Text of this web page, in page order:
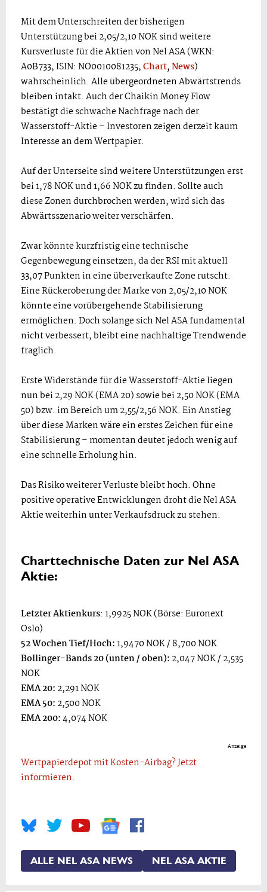
Mit dem Unterschreiten der bisherigen
Unterstützung bei 2,05/2,10 NOK sind weitere
Kursverluste für die Aktien von Nel ASA (WKN:
A0B733, ISIN: NO0010081235,Chart,News)
wahrscheinlich. Alle übergeordneten Abwärtstrends
bleiben intakt. Auch der Chaikin Money Flow
bestätigt die schwache Nachfrage nach der
Wasserstoff-Aktie – Investoren zeigen derzeit kaum
Interesse an dem Wertpapier.
Auf der Unterseite sind weitere Unterstützungen erst
bei 1,78 NOK und 1,66 NOK zu finden. Sollte auch
diese Zonen durchbrochen werden, wird sich das
Abwärtsszenario weiter verschärfen.
Zwar könnte kurzfristig eine technische
Gegenbewegung einsetzen, da der RSI mit aktuell
33,07 Punkten in eine überverkaufte Zone rutscht.
Eine Rückeroberung der Marke von 2,05/2,10 NOK
könnte eine vorübergehende Stabilisierung
ermöglichen. Doch solange sich Nel ASA fundamental
nicht verbessert, bleibt eine nachhaltige Trendwende
fraglich.
Erste Widerstände für die Wasserstoff-Aktie liegen
nun bei 2,29 NOK (EMA 20) sowie bei 2,50 NOK (EMA
50) bzw. im Bereich um 2,55/2,56 NOK. Ein Anstieg
über diese Marken wäre ein erstes Zeichen für eine
Stabilisierung – momentan deutet jedoch wenig auf
eine schnelle Erholung hin.
Das Risiko weiterer Verluste bleibt hoch. Ohne
positive operative Entwicklungen droht die Nel ASA
Aktie weiterhin unter Verkaufsdruck zu stehen.
Charttechnische Daten zur Nel ASA
Aktie:
Letzter Aktienkurs: 1,9925 NOK (Börse: Euronext
Oslo)
52 Wochen Tief/Hoch:1,9470 NOK / 8,700 NOK
Bollinger-Bands 20 (unten / oben): 2,047 NOK / 2,535
NOK
EMA 20: 2,291 NOK
EMA 50: 2,500 NOK
EMA 200:4,074 NOK
Anzeige
Wertpapierdepot mit Kosten-Airbag? Jetzt
informieren.
ALLE NEL ASA NEWS NEL ASA AKTIE